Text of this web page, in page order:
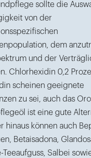
sollte die
von der
dem
und der
Chlorhexidin 0,2
scheinen geeignete
zu sei, auch das
ist eine gute
hinaus können auch
Betaisadona,
Teeaufguss, Salbei